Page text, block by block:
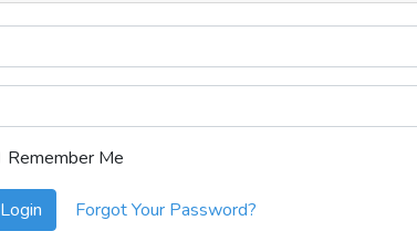
Remember Me
Login Forgot Your Password?